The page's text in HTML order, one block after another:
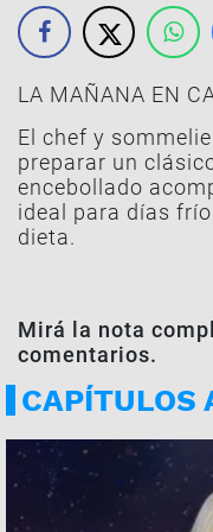
LA MAÑANA EN
El chef y
preparar un
encebollado
ideal para días
dieta.
Mirá la nota
comentarios.
CAPÍTULOS